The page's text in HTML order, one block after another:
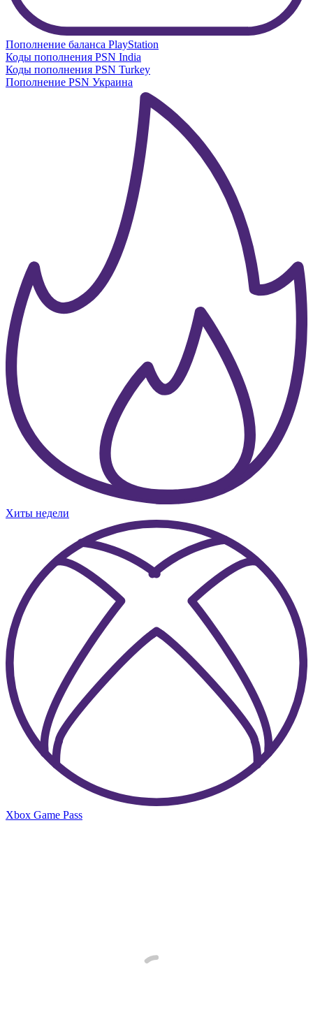
Пополнение баланса PlayStation
Коды пополнения PSN India
Коды пополнения PSN Turkey
Пополнение PSN Украина
Хиты недели
Xbox Game Pass